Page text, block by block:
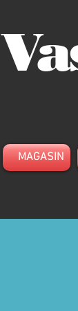
MAGASIN